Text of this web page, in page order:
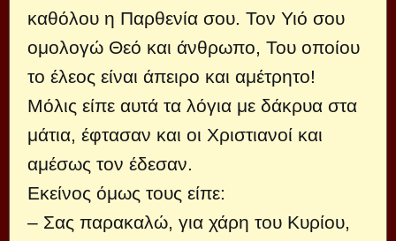
καθόλου η Παρθενία σου. Τον Υιό σου
ομολογώ Θεό και άνθρωπο, Του οποίου
το έλεος είναι άπειρο και αμέτρητο!
Μόλις είπε αυτά τα λόγια με δάκρυα στα
μάτια, έφτασαν και οι Χριστιανοί και
αμέσως τον έδεσαν.
Εκείνος όμως τους είπε:
– Σας παρακαλώ, για χάρη του Κυρίου,